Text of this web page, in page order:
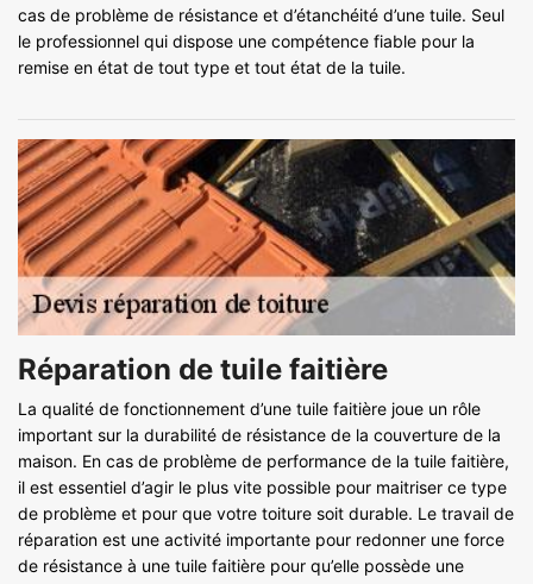
cas de problème de résistance et d’étanchéité d’une tuile. Seul
le professionnel qui dispose une compétence fiable pour la
remise en état de tout type et tout état de la tuile.
Réparation de tuile faitière
La qualité de fonctionnement d’une tuile faitière joue un rôle
important sur la durabilité de résistance de la couverture de la
maison. En cas de problème de performance de la tuile faitière,
il est essentiel d’agir le plus vite possible pour maitriser ce type
de problème et pour que votre toiture soit durable. Le travail de
réparation est une activité importante pour redonner une force
de résistance à une tuile faitière pour qu’elle possède une